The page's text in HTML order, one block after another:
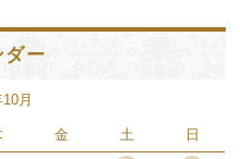
ダー
月
金 土 日